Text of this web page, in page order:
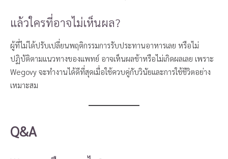
แล้วใครที่อาจไม่เห็นผล?
ผู้ที่ไม่ได้ปรับเปลี่ยนพฤติกรรมการรับประทานอาหารเลย หรือไม่
ปฏิบัติตามแนวทางของแพทย์ อาจเห็นผลช้าหรือไม่เกิดผลเลย เพราะ
Wegovy จะทำงานได้ดีที่สุดเมื่อใช้ควบคู่กับวินัยและการใช้ชีวิตอย่าง
เหมาะสม
Q&A